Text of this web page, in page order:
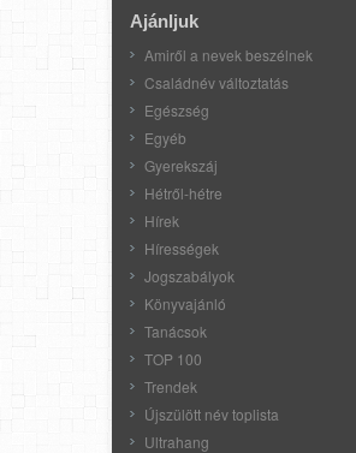
Ajánljuk
Amiről a nevek beszélnek
Családnév változtatás
Egészség
Egyéb
Gyerekszáj
Hétről-hétre
Hírek
Hírességek
Jogszabályok
Könyvajánló
Tanácsok
TOP 100
Trendek
Újszülött név toplista
Ultrahang